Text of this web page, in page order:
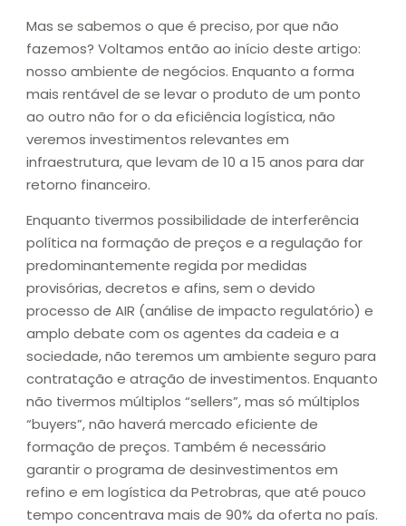
Mas se sabemos o que é preciso, por que não
fazemos? Voltamos então ao início deste artigo:
nosso ambiente de negócios. Enquanto a forma
mais rentável de se levar o produto de um ponto
ao outro não for o da eficiência logística, não
veremos investimentos relevantes em
infraestrutura, que levam de 10 a 15 anos para dar
retorno financeiro.
Enquanto tivermos possibilidade de interferência
política na formação de preços e a regulação for
predominantemente regida por medidas
provisórias, decretos e afins, sem o devido
processo de AIR (análise de impacto regulatório) e
amplo debate com os agentes da cadeia e a
sociedade, não teremos um ambiente seguro para
contratação e atração de investimentos. Enquanto
não tivermos múltiplos “sellers”, mas só múltiplos
“buyers”, não haverá mercado eficiente de
formação de preços. Também é necessário
garantir o programa de desinvestimentos em
refino e em logística da Petrobras, que até pouco
tempo concentrava mais de 90% da oferta no país.